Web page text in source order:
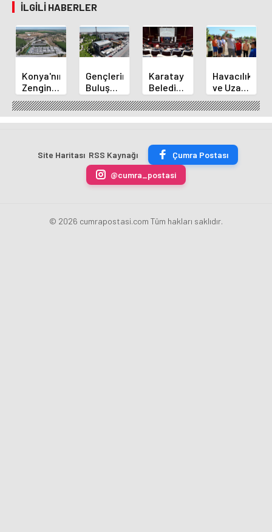
İLGILI HABERLER
Konya'nın
Zengin
Mutfağı
GastroFest'te
Tanıtılacak
Gençlerin
Buluşma
Noktası
Talha
Bayrakçı
Yükseliyor
Karatay
Belediye
Başkanı
Kılca
Yeni
Açıkladı
Havacılık
ve Uzay
Yaz
Kursu
Başladı
Site Haritası RSS Kaynağı
Çumra Postası
@cumra_postasi
© 2026 cumrapostasi.com Tüm hakları saklıdır.